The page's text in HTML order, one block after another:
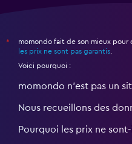
*
momondo fait de son mieux pour
les prix ne sont pas garantis
Voici pourquoi :
momondo n'est pas un
Nous recueillons des
Pourquoi les prix ne sont-